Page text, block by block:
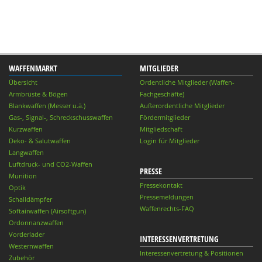
WAFFENMARKT
Übersicht
Armbrüste & Bögen
Blankwaffen (Messer u.ä.)
Gas-, Signal-, Schreckschusswaffen
Kurzwaffen
Deko- & Salutwaffen
Langwaffen
Luftdruck- und CO2-Waffen
Munition
Optik
Schalldämpfer
Softairwaffen (Airsoftgun)
Ordonnanzwaffen
Vorderlader
Westernwaffen
Zubehör
MITGLIEDER
Ordentliche Mitglieder (Waffen-
Fachgeschäfte)
Außerordentliche Mitglieder
Fördermitglieder
Mitgliedschaft
Login für Mitglieder
PRESSE
Pressekontakt
Pressemeldungen
Waffenrechts-FAQ
INTERESSENVERTRETUNG
Interessenvertretung & Positionen